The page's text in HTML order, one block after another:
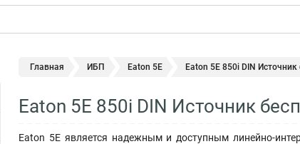
Главная ИБП Eaton 5E Eaton 5E 850i DIN
Eaton 5E 850i DIN Источник
Eaton 5E является надежным и доступным линейно-